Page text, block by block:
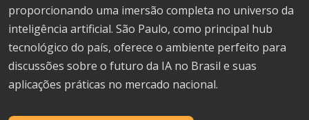
proporcionando uma imersão completa no universo da
inteligência artificial. São Paulo, como principal hub
tecnológico do país, oferece o ambiente perfeito para
discussões sobre o futuro da IA no Brasil e suas
aplicações práticas no mercado nacional.